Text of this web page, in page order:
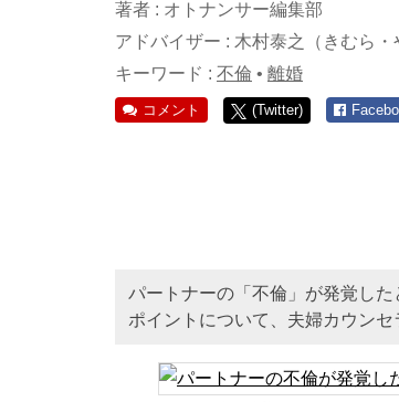
著者 : オトナンサー編集部
アドバイザー : 木村泰之（きむら・
キーワード : 不倫 • 離婚
コメント (Twitter)
パートナーの「不倫」が発覚し
ポイントについて、夫婦カウンセ